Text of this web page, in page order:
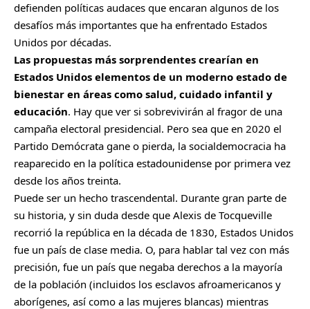
defienden políticas audaces que encaran algunos de los
desafíos más importantes que ha enfrentado Estados
Unidos por décadas.
Las propuestas más sorprendentes crearían en
Estados Unidos elementos de un moderno estado de
bienestar en áreas como salud, cuidado infantil y
educación. Hay que ver si sobrevivirán al fragor de una
campaña electoral presidencial. Pero sea que en 2020 el
Partido Demócrata gane o pierda, la socialdemocracia ha
reaparecido en la política estadounidense por primera vez
desde los años treinta.
Puede ser un hecho trascendental. Durante gran parte de
su historia, y sin duda desde que Alexis de Tocqueville
recorrió la república en la década de 1830, Estados Unidos
fue un país de clase media. O, para hablar tal vez con más
precisión, fue un país que negaba derechos a la mayoría
de la población (incluidos los esclavos afroamericanos y
aborígenes, así como a las mujeres blancas) mientras